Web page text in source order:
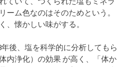
ーム色なのはそのためという。
、懐かしい味がする。
後、塩を科学的に分析してもら
内浄化）の効果 が高く、「体か